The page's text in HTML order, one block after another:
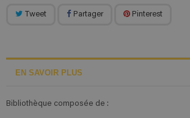
Tweet Partager Pinterest
EN SAVOIR PLUS
Bibliothèque composée de :